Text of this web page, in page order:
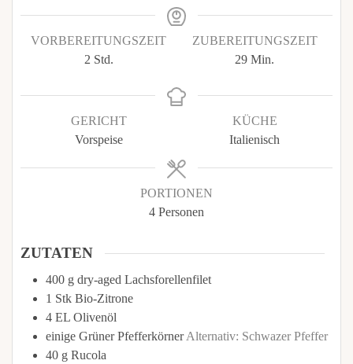
VORBEREITUNGSZEIT
2Stunden
Std.
ZUBEREITUNGSZEIT
29Minuten
Min.
GERICHT
Vorspeise
KÜCHE
Italienisch
PORTIONEN
4 Personen
ZUTATEN
400 g dry-aged Lachsforellenfilet
1 Stk Bio-Zitrone
4 EL Olivenöl
einige Grüner Pfefferkörner Alternativ: Schwazer Pfeffer
40 g Rucola